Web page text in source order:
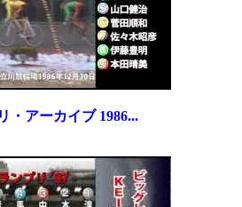
・アーカイブ 1986...